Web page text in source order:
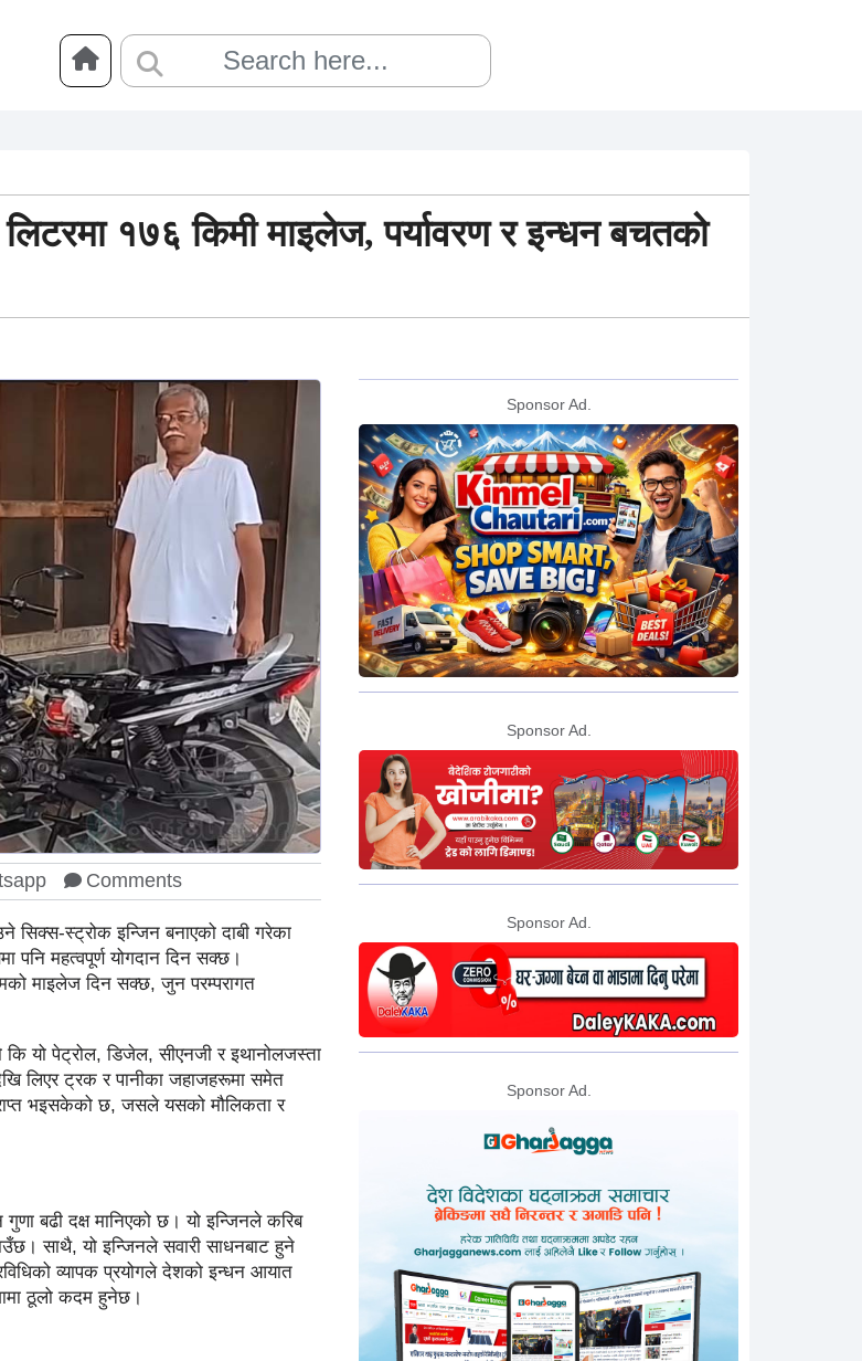
१७६ किमी माइलेज, पर्यावरण र इन्धन बचतको
Comments
सिक्स-स्ट्रोक इन्जिन बनाएको दाबी गरेका
पनि महत्वपूर्ण योगदान दिन सक्छ।
माइलेज दिन सक्छ, जुन परम्परागत
कि यो पेट्रोल, डिजेल, सीएनजी र इथानोलजस्ता
लिएर ट्रक र पानीका जहाजहरूमा समेत
भइसकेको छ, जसले यसको मौलिकता र
बढी दक्ष मानिएको छ। यो इन्जिनले करिब
साथै, यो इन्जिनले सवारी साधनबाट हुने
व्यापक प्रयोगले देशको इन्धन आयात
ठूलो कदम हुनेछ।
Sponsor Ad.
Sponsor Ad.
Sponsor Ad.
Sponsor Ad.